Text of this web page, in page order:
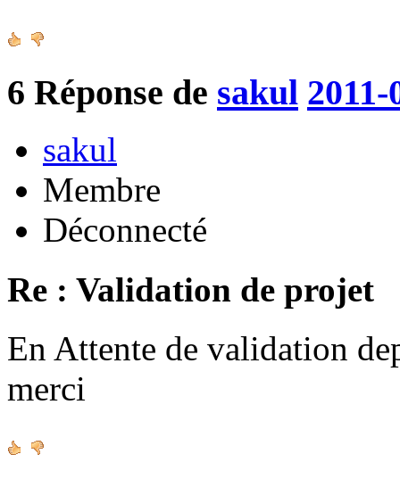
6 Réponse de sakul
sakul
Membre
Déconnecté
Re : Validation de projet
En Attente de validation
merci